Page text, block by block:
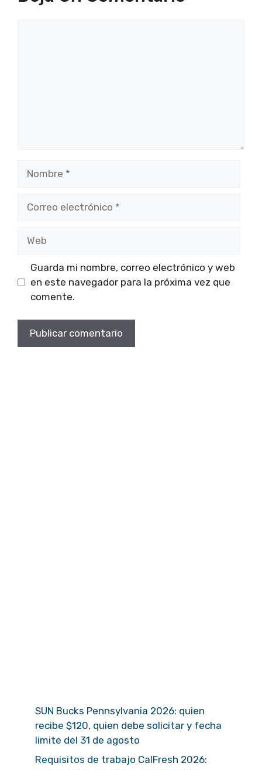
Guarda mi nombre, correo electrónico y web
en este navegador para la próxima vez que
comente.
SUN Bucks Pennsylvania 2026: quien
recibe $120, quien debe solicitar y fecha
limite del 31 de agosto
Requisitos de trabajo CalFresh 2026: